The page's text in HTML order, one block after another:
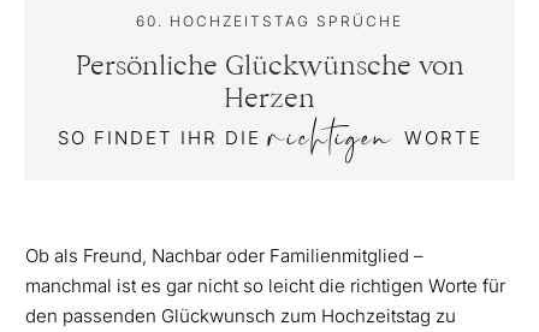
60. HOCHZEITSTAG SPRÜCHE
Persönliche Glückwünsche von
Herzen
SO FINDET IHR DIErichtigen WORTE
Ob als Freund, Nachbar oder Familienmitglied –
manchmal ist es gar nicht so leicht die richtigen Worte für
den passenden Glückwunsch zum Hochzeitstag zu